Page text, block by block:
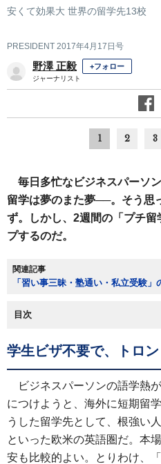
安くて効果大 世界の留学先13校
PRESIDENT 2017年4月17日号
野澤 正毅 +フォロー
ジャーナリスト
1 2 3
毎日多忙なビジネスパーソ
留学は夢のまた夢──。そう思
ず。しかし、2週間の「プチ
プするのだ。
関連記事
「習い事三昧・塾通い・私立受験」
目次
学生ビザ不要で、トロ
ビジネスパーソンの語学熱
につけようと、海外に短期留
うした留学先として、根強い
といった欧米の英語圏だ。本
安も比較的よい。とりわけ、